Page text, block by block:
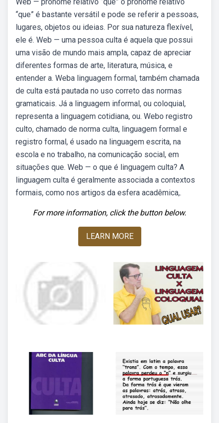
“que” é bastante versátil e pode se referir a pessoas,
lugares, objetos ou ideias. Por sua natureza flexível,
ele é. Web — uma pessoa culta é aquela que possui
uma visão de mundo mais ampla, capaz de apreciar
diferentes formas de arte, literatura, música, e
entender a. Weba linguagem formal, também chamada
de culta está pautada no uso correto das normas
gramaticais. Já a linguagem informal, ou coloquial,
representa a linguagem cotidiana, ou. Webo registro
culto, chamado de norma culta, linguagem formal e
registro formal, é usado na linguagem escrita, na
escola e no trabalho, na comunicação social, em
situações que. Web — o que é linguagem culta? A
linguagem culta é geralmente associada a contextos
formais, como nos artigos da esfera acadêmica,.
For more information, click the button below.
LEARN MORE